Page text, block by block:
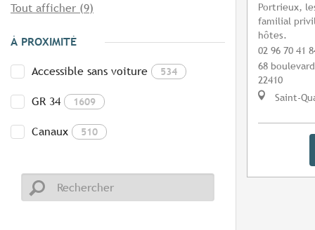
Tout afficher (9)
À PROXIMITÉ
Accessible sans voiture 534
GR 34 1609
Canaux 510
Portrieux,
familial
hôtes.
02 96 70 41
68
22410
Saint-